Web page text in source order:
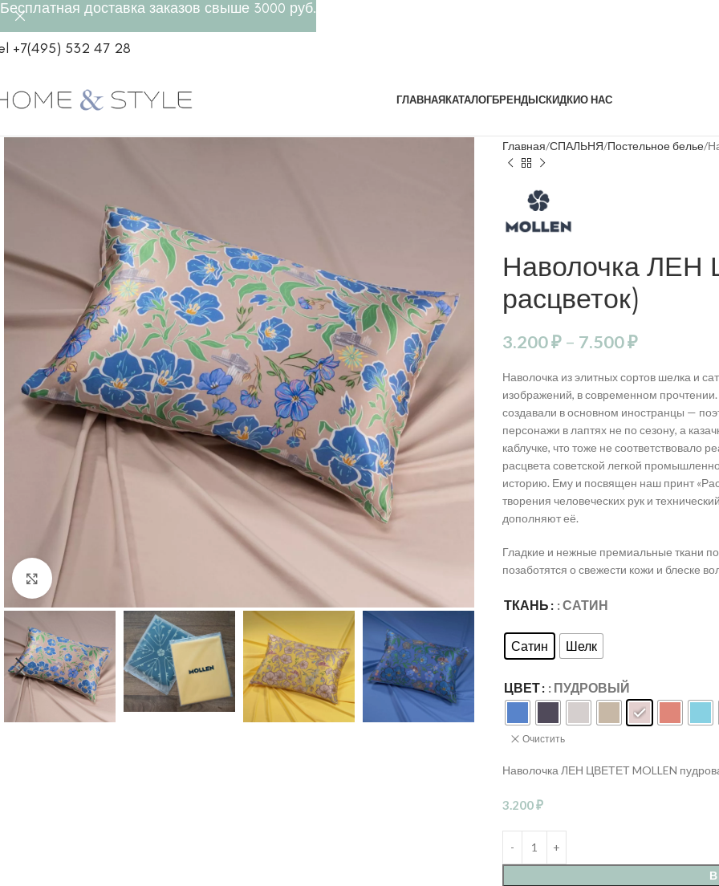
+7(495) 532 47 28
ГЛАВНАЯКАТАЛОГБРЕНДЫСКИДКИО НАС
Click to enlarge
Главная СПАЛЬНЯ Постельное белье
Наволочка ЛЕН
расцветок)
3.200₽ – 7.500₽
Наволочка из элитных сортов шелка и
изображений, в современном
создавали в основном иностранцы —
персонажи в лаптях не по сезону, а
каблучке, что тоже не соответствовало
расцвета советской легкой
историю. Ему и посвящен наш принт
творения человеческих рук и
дополняют её.
Гладкие и нежные премиальные ткани
позаботятся о свежести кожи и блеске
ТКАНЬ : САТИН
Сатин Шелк
ЦВЕТ : ПУДРОВЫЙ
Очистить
Наволочка ЛЕН ЦВЕТЕТ MOLLEN
3.200₽
Бесплатная доставка заказов свыше 3000 руб.